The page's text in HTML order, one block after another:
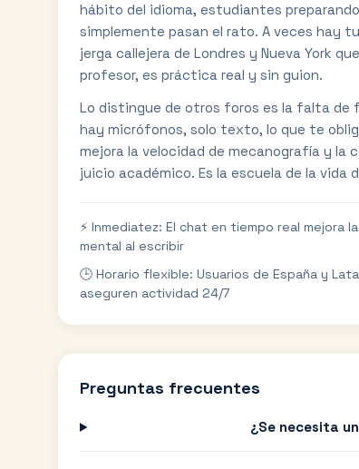
hábito del idioma, estudiantes
simplemente pasan el rato. A veces hay
jerga callejera de Londres y Nueva York
profesor, es práctica real y sin guion.
Lo distingue de otros foros es la falta de
hay micrófonos, solo texto, lo que te
mejora la velocidad de mecanografía y la
juicio académico. Es la escuela de la
⚡ Inmediatez: El chat en tiempo real mejora
mental al escribir
🕒 Horario flexible: Usuarios de España y
aseguren actividad 24/7
Preguntas frecuentes
¿Se necesita